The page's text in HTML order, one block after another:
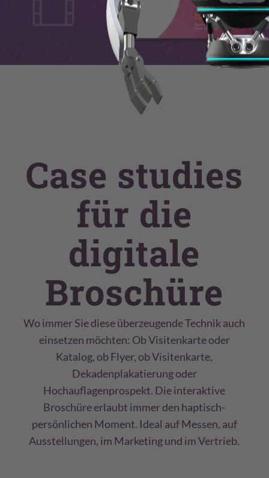
Case studies
für die
digitale
Broschüre
Wo immer Sie diese überzeugende Technik auch
einsetzen möchten: Ob Visitenkarte oder
Katalog, ob Flyer, ob Visitenkarte,
Dekadenplakatierung oder
Hochauflagenprospekt. Die interaktive
Broschüre erlaubt immer den haptisch-
persönlichen Moment. Ideal auf Messen, auf
Ausstellungen, im Marketing und im Vertrieb.